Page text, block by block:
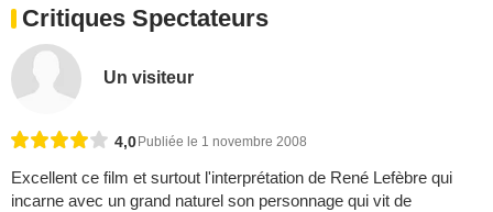
Critiques Spectateurs
Un visiteur
4,0 Publiée le 1 novembre 2008
Excellent ce film et surtout l'interprétation de René Lefèbre qui
incarne avec un grand naturel son personnage qui vit de